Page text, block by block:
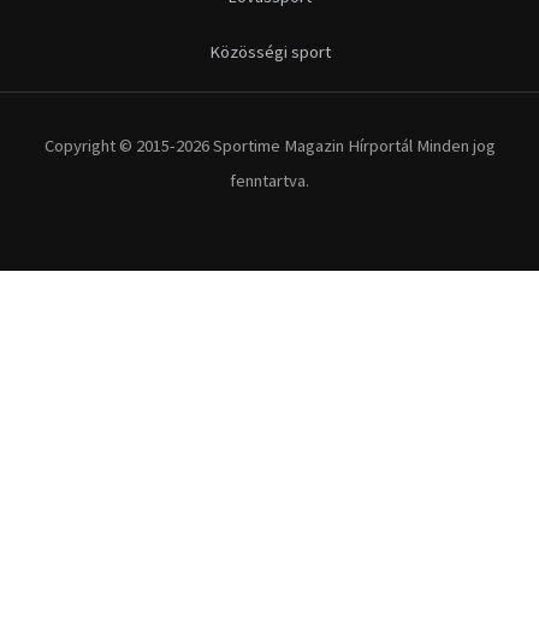
Közösségi sport
Copyright © 2015-2026 Sportime Magazin Hírportál Minden jog
fenntartva.